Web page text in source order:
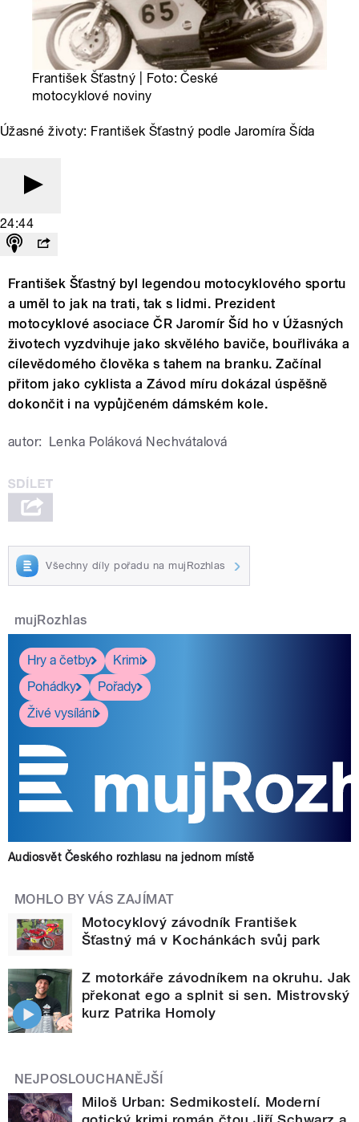
František Šťastný | Foto: České
motocyklové noviny
Úžasné životy: František Šťastný podle Jaromíra Šída
24:44
František Šťastný byl legendou motocyklového sportu
a uměl to jak na trati, tak s lidmi. Prezident
motocyklové asociace ČR Jaromír Šíd ho v Úžasných
životech vyzdvihuje jako skvělého baviče, bouřliváka a
cílevědomého člověka s tahem na branku. Začínal
přitom jako cyklista a Závod míru dokázal úspěšně
dokončit i na vypůjčeném dámském kole.
autor: Lenka Poláková Nechvátalová
Všechny díly pořadu na mujRozhlas
mujRozhlas
Hry a četby
Krimi
Pohádky
Pořady
Živé vysílání
Audiosvět Českého rozhlasu na jednom místě
MOHLO BY VÁS ZAJÍMAT
Motocyklový závodník František
Šťastný má v Kochánkách svůj park
Z motorkáře závodníkem na okruhu. Jak
překonat ego a splnit si sen. Mistrovský
kurz Patrika Homoly
NEJPOSLOUCHANĚJŠÍ
Miloš Urban: Sedmikostelí. Moderní